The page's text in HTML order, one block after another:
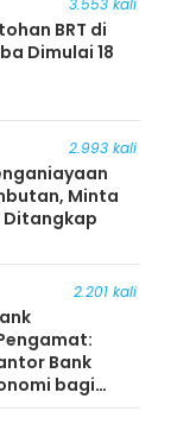
3.553 kali
BRT di
Dimulai 18
2.993 kali
Minta
Ditangkap
2.201 kali
Bank
bagi